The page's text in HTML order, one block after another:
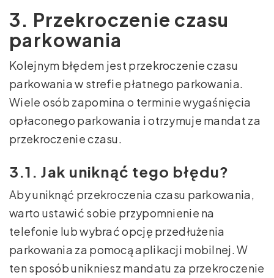
3. Przekroczenie czasu
parkowania
Kolejnym błędem jest przekroczenie czasu
parkowania w strefie płatnego parkowania.
Wiele osób zapomina o terminie wygaśnięcia
opłaconego parkowania i otrzymuje mandat za
przekroczenie czasu.
3.1. Jak uniknąć tego błędu?
Aby uniknąć przekroczenia czasu parkowania,
warto ustawić sobie przypomnienie na
telefonie lub wybrać opcję przedłużenia
parkowania za pomocą aplikacji mobilnej. W
ten sposób unikniesz mandatu za przekroczenie